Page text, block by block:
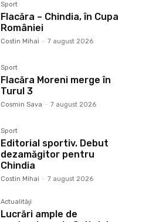
Sport
Flacăra – Chindia, în Cupa
României
Costin Mihai - 7 august 2026
Sport
Flacăra Moreni merge în
Turul 3
Cosmin Sava - 7 august 2026
Sport
Editorial sportiv. Debut
dezamăgitor pentru
Chindia
Costin Mihai - 7 august 2026
Actualităţi
Lucrări ample de